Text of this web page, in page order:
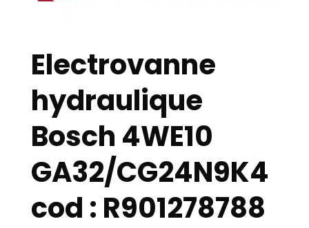
Electrovanne
hydraulique
Bosch 4WE10
GA32/CG24N9K4
cod : R901278788